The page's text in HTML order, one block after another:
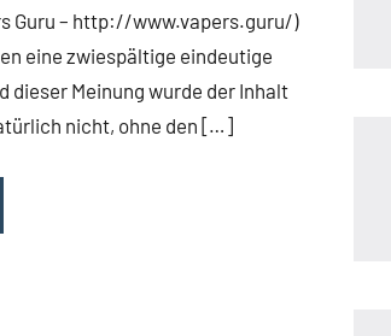
Guru – http://www.vapers.guru/)
eine zwiespältige eindeutige
dieser Meinung wurde der Inhalt
nicht, ohne den […]